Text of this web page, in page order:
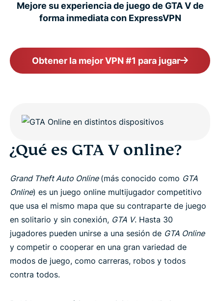
Mejore su experiencia de juego de GTA V de
forma inmediata con ExpressVPN
Obtener la mejor VPN #1 para jugar
¿Qué es GTA V online?
Grand Theft Auto Online (más conocido como GTA
Online) es un juego online multijugador competitivo
que usa el mismo mapa que su contraparte de juego
en solitario y sin conexión, GTA V. Hasta 30
jugadores pueden unirse a una sesión de GTA Online
y competir o cooperar en una gran variedad de
modos de juego, como carreras, robos y todos
contra todos.